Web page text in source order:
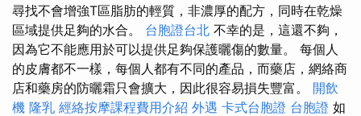
尋找不會增強T區脂肪的輕質，非濃厚的配方，同時在乾燥
區域提供足夠的水合。 台胞證台北 不幸的是，這還不夠，
因為它不能應用於可以提供足夠保護曬傷的數量。 每個人
的皮膚都不一樣，每個人都有不同的產品，而藥店，網絡商
店和藥房的防曬霜只會擴大，因此很容易損失豐富。 開飲
機 隆乳 經絡按摩課程費用介紹 外遇 卡式台胞證 台胞證 如